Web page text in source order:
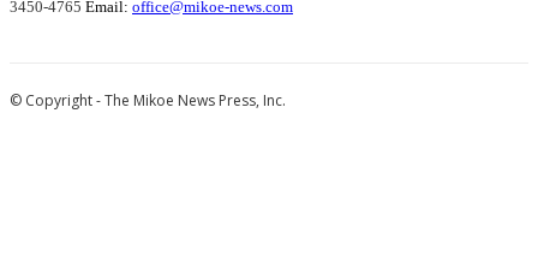
3450-4765 Email: office@mikoe-news.com
© Copyright - The Mikoe News Press, Inc.